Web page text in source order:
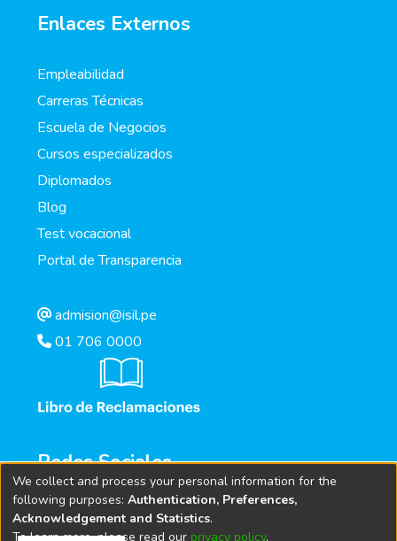
Enlaces Externos
Empleabilidad
Carreras Técnicas
Escuela de Negocios
Cursos especializados
Diplomados
Blog
Test vocacional
Portal de Transparencia
admision@isil.pe
01 706 0000
Redes Sociales
We collect and process your personal information for the
following purposes: Authentication, Preferences,
Acknowledgement and Statistics.
To learn more, please read our privacy policy.